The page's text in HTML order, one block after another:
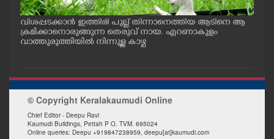
LIFESTYLE
INFO+
ART
വിശപ്പടക്കാൻ ഇത്തിരി പുല്ല് തിന്നാനെത്തിയ ആടിനെ ആ
ക്രമിക്കാനൊരുങ്ങുന്ന തെരുവ് നായ. എറണാകുളം
വാത്തുരുത്തിയിൽ നിന്നുള്ള കാഴ്ച
© Copyright Keralakaumudi Online
Chief Editor - Deepu Ravi
Kaumudi Buildings, Pettah P O. TVM. 695024
Online queries: Deepu +919847238959, deepu[at]kaumudi.com